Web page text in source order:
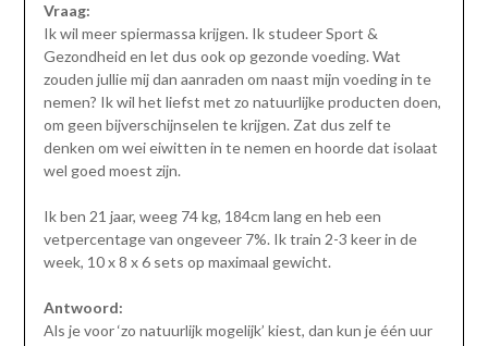
Vraag:
Ik wil meer spiermassa krijgen. Ik studeer Sport &
Gezondheid en let dus ook op gezonde voeding. Wat
zouden jullie mij dan aanraden om naast mijn voeding in te
nemen? Ik wil het liefst met zo natuurlijke producten doen,
om geen bijverschijnselen te krijgen. Zat dus zelf te
denken om wei eiwitten in te nemen en hoorde dat isolaat
wel goed moest zijn.
Ik ben 21 jaar, weeg 74 kg, 184cm lang en heb een
vetpercentage van ongeveer 7%. Ik train 2-3 keer in de
week, 10 x 8 x 6 sets op maximaal gewicht.
Antwoord:
Als je voor ‘zo natuurlijk mogelijk’ kiest, dan kun je één uur